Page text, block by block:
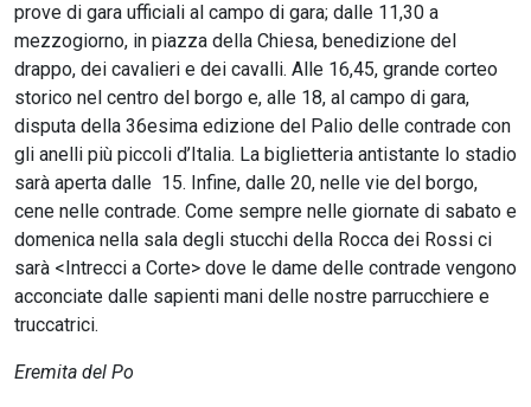
prove di gara ufficiali al campo di gara; dalle 11,30 a
mezzogiorno, in piazza della Chiesa, benedizione del
drappo, dei cavalieri e dei cavalli. Alle 16,45, grande corteo
storico nel centro del borgo e, alle 18, al campo di gara,
disputa della 36esima edizione del Palio delle contrade con
gli anelli più piccoli d’Italia. La biglietteria antistante lo stadio
sarà aperta dalle 15. Infine, dalle 20, nelle vie del borgo,
cene nelle contrade. Come sempre nelle giornate di sabato e
domenica nella sala degli stucchi della Rocca dei Rossi ci
sarà <Intrecci a Corte> dove le dame delle contrade vengono
acconciate dalle sapienti mani delle nostre parrucchiere e
truccatrici.
Eremita del Po